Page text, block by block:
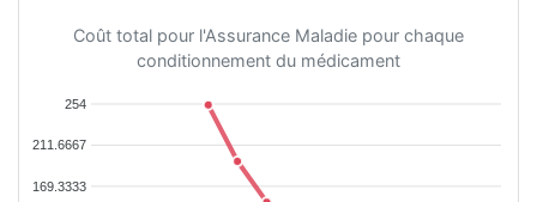
Coût total pour l'Assurance Maladie pour chaque
conditionnement du médicament
254
211.6667
169.3333